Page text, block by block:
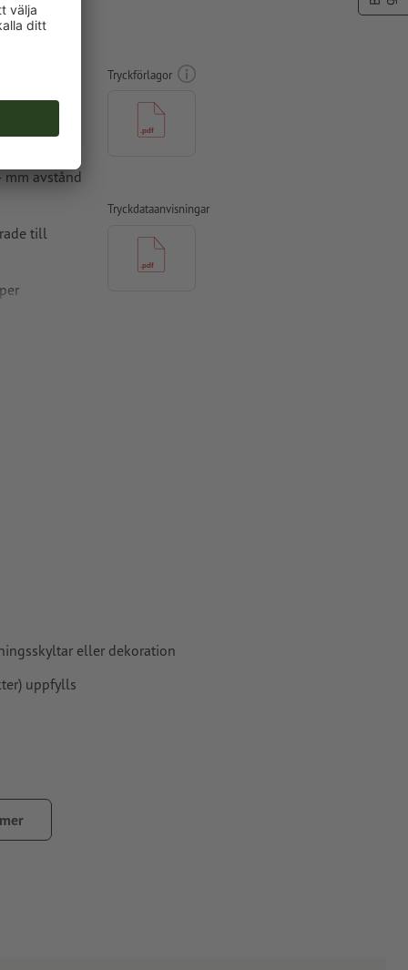
avstånd
till
Tryckförlagor
Tryckdataanvisningar
eller dekoration
uppfylls
bort dem
härdade.